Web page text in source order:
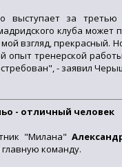
выступает за
клуба может
взгляд, прекрасный.
опыт тренерской
- заявил
- отличный человек
"Милана"
команду.